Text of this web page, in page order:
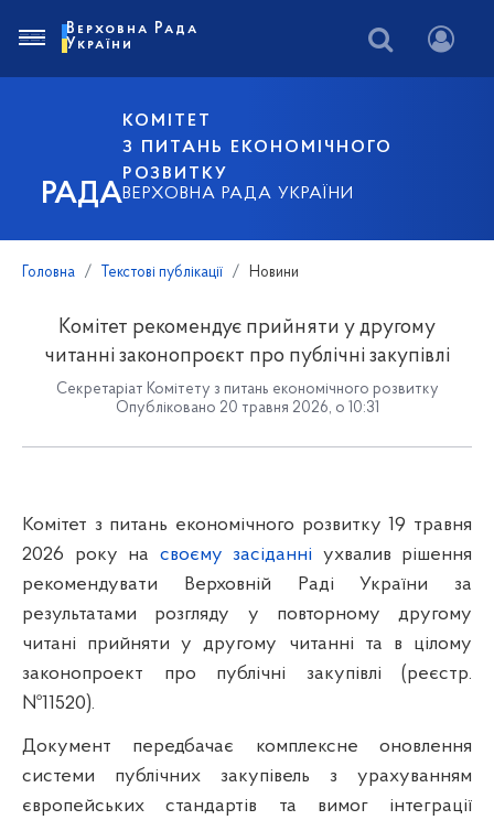
РАДА
КОМІТЕТ
З ПИТАНЬ ЕКОНОМІЧНОГО
РОЗВИТКУ
ВЕРХОВНА РАДА УКРАЇНИ
Верховна Рада
України
Головна Текстові публікації Новини
Комітет рекомендує прийняти у другому
читанні законопроєкт про публічні закупівлі
Секретаріат Комітету з питань економічного розвитку
Опубліковано 20 травня 2026, о 10:31
Комітет з питань економічного розвитку 19 травня
2026 року на своєму засіданні ухвалив рішення
рекомендувати Верховній Раді України за
результатами розгляду у повторному другому
читані прийняти у другому читанні та в цілому
законопроект про публічні закупівлі (реєстр.
№11520).
Документ передбачає комплексне оновлення
системи публічних закупівель з урахуванням
європейських стандартів та вимог інтеграції